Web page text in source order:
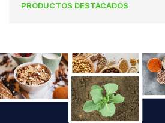
PRODUCTOS DESTACADOS